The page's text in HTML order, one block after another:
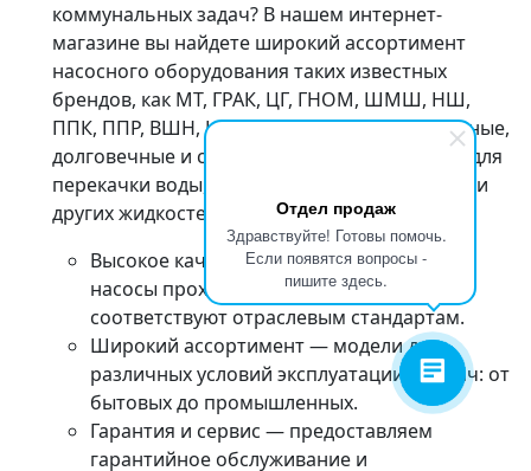
Отдел продаж
Здравствуйте! Готовы помочь.
Если появятся вопросы -
пишите здесь.
коммунальных задач? В нашем интернет-
магазине вы найдете широкий ассортимент
насосного оборудования таких известных
брендов, как МТ, ГРАК, ЦГ, ГНОМ, ШМШ, НШ,
ППК, ППР, ВШН, ЦМК. Мы предлагаем надежные,
долговечные и сертифицированные насосы для
перекачки воды, масел, химических веществ и
других жидкостей.
Высокое качество и надежность — все
насосы проходят строгий контроль и
соответствуют отраслевым стандартам.
Широкий ассортимент — модели для
различных условий эксплуатации и задач: от
бытовых до промышленных.
Гарантия и сервис — предоставляем
гарантийное обслуживание и